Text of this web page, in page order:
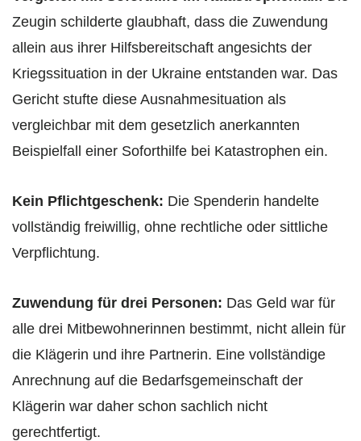
Zeugin schilderte glaubhaft, dass die Zuwendung
allein aus ihrer Hilfsbereitschaft angesichts der
Kriegssituation in der Ukraine entstanden war. Das
Gericht stufte diese Ausnahmesituation als
vergleichbar mit dem gesetzlich anerkannten
Beispielfall einer Soforthilfe bei Katastrophen ein.
Kein Pflichtgeschenk: Die Spenderin handelte
vollständig freiwillig, ohne rechtliche oder sittliche
Verpflichtung.
Zuwendung für drei Personen: Das Geld war für
alle drei Mitbewohnerinnen bestimmt, nicht allein für
die Klägerin und ihre Partnerin. Eine vollständige
Anrechnung auf die Bedarfsgemeinschaft der
Klägerin war daher schon sachlich nicht
gerechtfertigt.